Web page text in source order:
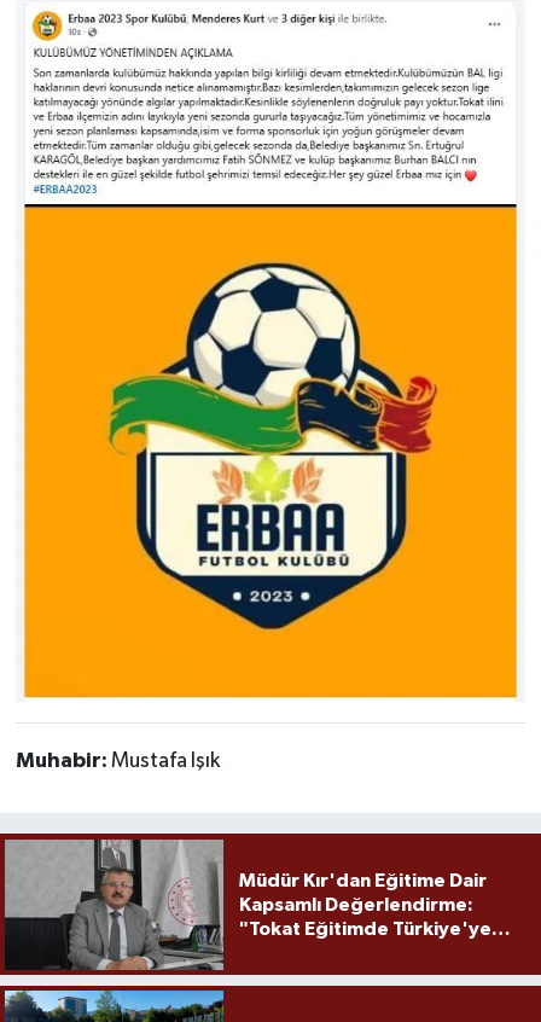
Muhabir: Mustafa Işık
Müdür Kır'dan Eğitime Dair
Kapsamlı Değerlendirme:
"Tokat Eğitimde Türkiye'ye